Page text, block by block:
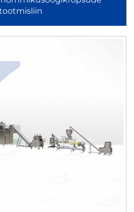
geelitumise ja
Doritos Tortilla Bugles
tootmisliinil tagavad ühtlase
kuivatussüsteemid säilitavad
riisikookide küpsiste
tootmisliinil.